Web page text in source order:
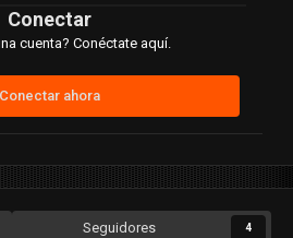
Conectar
cuenta? Conéctate aquí.
Conectar ahora
Seguidores 4